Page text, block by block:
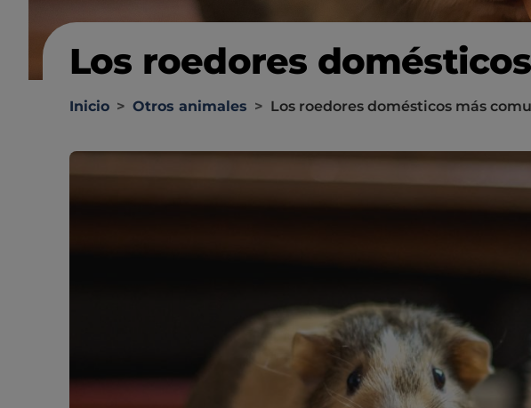
Los roedores
Inicio > Otros animales > Los roedores domésticos más